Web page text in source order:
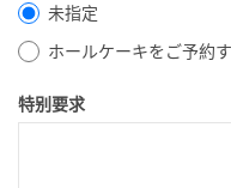
未指定
ホールケーキをご予約
特别要求